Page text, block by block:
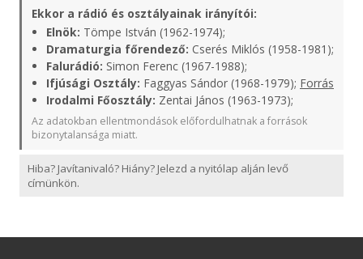
Ekkor a rádió és osztályainak irányítói:
Elnök: Tömpe István (1962-1974);
Dramaturgia főrendező: Cserés Miklós (1958-1981);
Falurádió: Simon Ferenc (1967-1988);
Ifjúsági Osztály: Faggyas Sándor (1968-1979); Forrás
Irodalmi Főosztály: Zentai János (1963-1973);
Az adatokban ellentmondások előfordulhatnak a források
bizonytalansága miatt.
Hiba? Javítanivaló? Hiány? Jelezd a nyitólap alján levő
címünkön.